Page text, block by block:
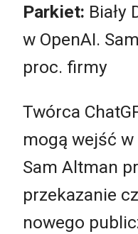
Parkiet: Biały
w OpenAI.
proc. firmy
Twórca
mogą wejść
Sam Altman
przekazanie
nowego